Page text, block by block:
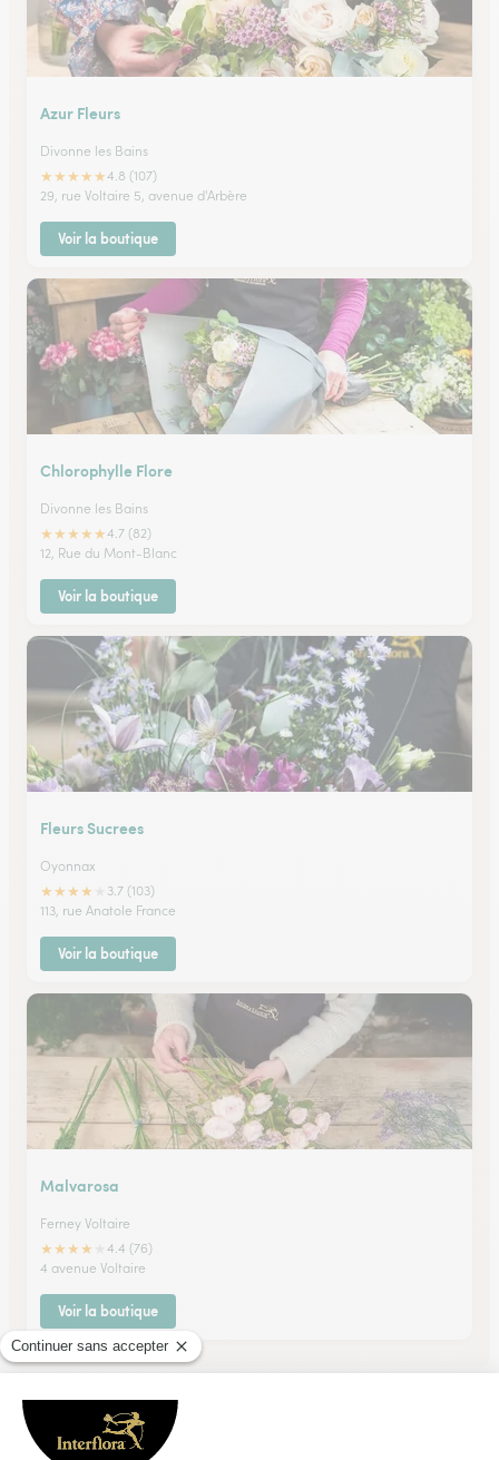
Azur Fleurs
Divonne les Bains
★★★★★4.8 (107)
29, rue Voltaire 5, avenue d'Arbère
Voir la boutique
Chlorophylle Flore
Divonne les Bains
★★★★★4.7 (82)
12, Rue du Mont-Blanc
Voir la boutique
Fleurs Sucrees
Oyonnax
★★★★
3.7 (103)
113, rue Anatole France
Voir la boutique
Malvarosa
Ferney Voltaire
★★★★
4.4 (76)
4 avenue Voltaire
Voir la boutique
Ils ont fait livrer des fleurs ou une plante à